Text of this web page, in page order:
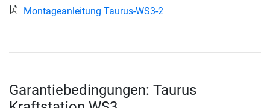
Montageanleitung Taurus-WS3-2
Garantiebedingungen: Taurus